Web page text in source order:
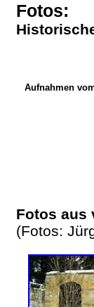
Fotos:
Aufnahmen
Fotos aus
(Fotos: